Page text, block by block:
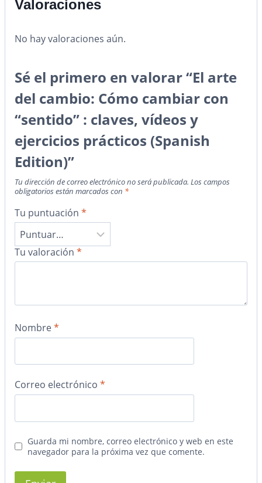
Valoraciones
No hay valoraciones aún.
Sé el primero en valorar “El arte
del cambio: Cómo cambiar con
“sentido” : claves, vídeos y
ejercicios prácticos (Spanish
Edition)”
Tu dirección de correo electrónico no será publicada. Los campos
obligatorios están marcados con *
Tu puntuación *
Tu valoración *
Nombre*
Correo electrónico *
Guarda mi nombre, correo electrónico y web en este
navegador para la próxima vez que comente.